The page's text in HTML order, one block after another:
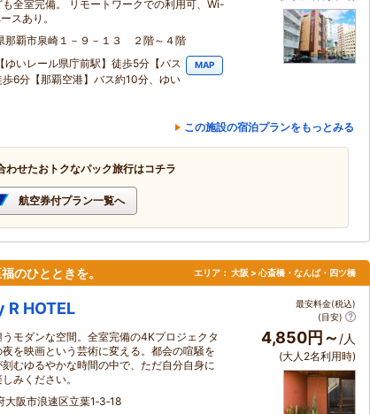
全室完備。 リモートワークでの利用可、Wi-
スあり。
那覇市泉崎１－９－１３ ２階～４階
【ゆいレール県庁前駅】徒歩5分【バス
6分【那覇空港】バス約10分、ゆい
MAP
この施設の宿泊プランをもっとみる
わせたおトクなパック旅行はコチラ
航空券付プラン一覧へ
のひとときを。 エリア： 大阪 > 心斎橋・なんば・四ツ橋
R HOTEL
モダンな空間。全室完備の4Kプロジェクタ
を映画という芸術に変える。都会の喧騒を
むゆるやかな時間の中で、ただ自分自身に
みください。
大阪市浪速区立葉1‐3‐18
最安料金(税込)
(目安)
4,850円～ /人
(大人2名利用時)